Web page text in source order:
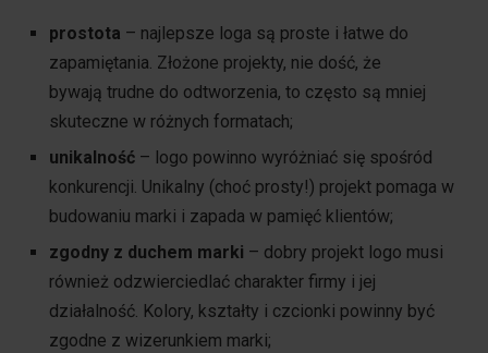
prostota – najlepsze loga są proste i łatwe do
zapamiętania. Złożone projekty, nie dość, że
bywają trudne do odtworzenia, to często są mniej
skuteczne w różnych formatach;
unikalność – logo powinno wyróżniać się spośród
konkurencji. Unikalny (choć prosty!) projekt pomaga w
budowaniu marki i zapada w pamięć klientów;
zgodny z duchem marki – dobry projekt logo musi
również odzwierciedlać charakter firmy i jej
działalność. Kolory, kształty i czcionki powinny być
zgodne z wizerunkiem marki;